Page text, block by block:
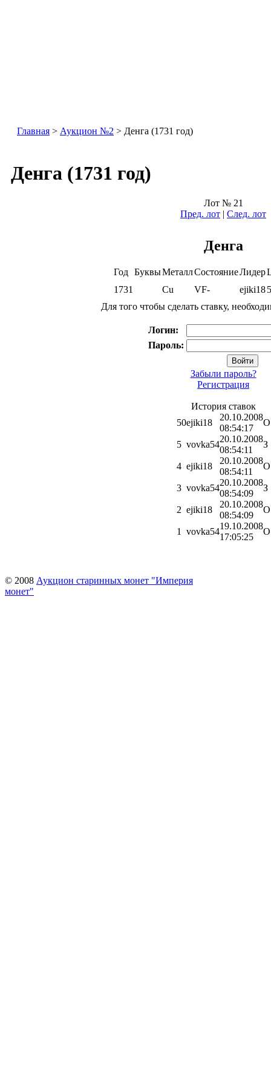
Главная > Аукцион №2 > Денга (1731 год)
Денга (1731 год)
Лот № 21
Пред. лот | След. лот
Денга
Год БуквыМеталлСостояниеЛидер
1731
Cu VF- ejiki18
Для того чтобы сделать ставку,
Логин:
Пароль:
Забыли пароль?
Регистрация
История ставок
50ejiki18
20.10.2008
08:54:17
О
5 vovka54
20.10.2008
08:54:11
З
4 ejiki18
20.10.2008
08:54:11
О
3 vovka54
20.10.2008
08:54:09
З
2 ejiki18
20.10.2008
08:54:09
О
1 vovka54
19.10.2008
17:05:25
О
© 2008 Аукцион старинных монет "Империя
монет"